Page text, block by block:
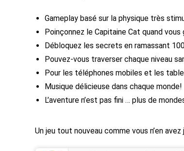
Gameplay basé sur la physique très
Poinçonnez le Capitaine Cat quand vous
Débloquez les secrets en ramassant
Pouvez-vous traverser chaque niveau
Pour les téléphones mobiles et les
Musique délicieuse dans chaque monde!
L’aventure n’est pas fini … plus de
Un jeu tout nouveau comme vous n’en avez